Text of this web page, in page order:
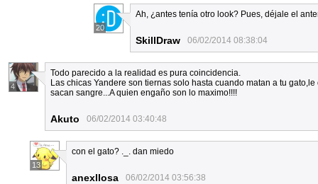
20
Ah, ¿antes tenía otro look? Pues, déjale el
SkillDraw 06/02/2014 08:38:04
4
Todo parecido a la realidad es pura coincidencia.
Las chicas Yandere son tiernas solo hasta cuando matan a tu
sacan sangre...A quien engaño son lo maximo!!!!
Akuto 06/02/2014 03:40:48
13
con el gato? ._. dan miedo
anexllosa 06/02/2014 03:56:38